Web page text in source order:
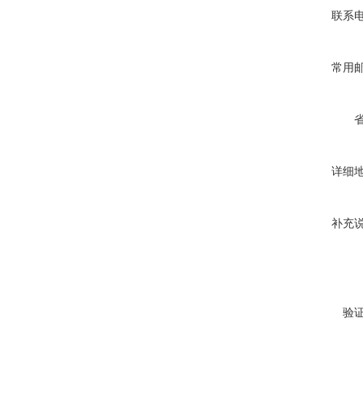
联系
常用
详细
补充
验